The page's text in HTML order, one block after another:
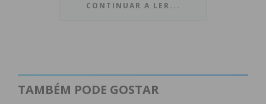
Subscreva a newsletter do Imediato
Letras Locais”
Câmara Municipal de Paços de Ferreira. Esta
CONTINUAR A LER...
TAMBÉM PODE GOSTAR